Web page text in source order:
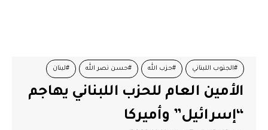
#الجنوب اللبناني #حزب الله #حسن نصر الله #لبنان
الأمين العام للحزب اللبناني يهاجم
“إسرائيل” وأميركا